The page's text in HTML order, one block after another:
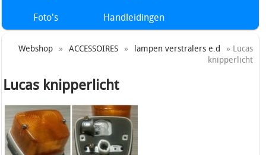
Foto's
Handleidingen
Webshop » ACCESSOIRES » lampen verstralers e.d
» Lucas
knipperlicht
Lucas knipperlicht